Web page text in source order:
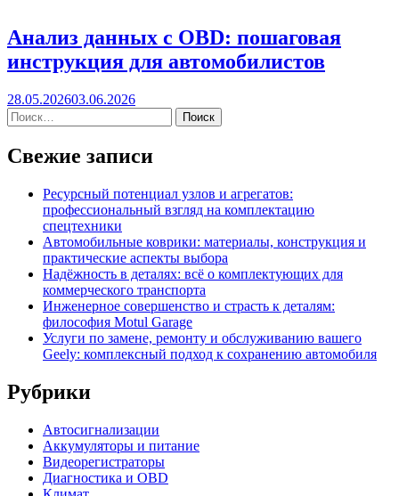
Анализ данных с OBD: пошаговая
инструкция для автомобилистов
28.05.202603.06.2026
Свежие записи
Ресурсный потенциал узлов и агрегатов:
профессиональный взгляд на комплектацию
спецтехники
Автомобильные коврики: материалы, конструкция и
практические аспекты выбора
Надёжность в деталях: всё о комплектующих для
коммерческого транспорта
Инженерное совершенство и страсть к деталям:
философия Motul Garage
Услуги по замене, ремонту и обслуживанию вашего
Geely: комплексный подход к сохранению автомобиля
Рубрики
Автосигнализации
Аккумуляторы и питание
Видеорегистраторы
Диагностика и OBD